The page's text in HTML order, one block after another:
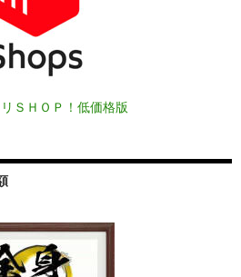
リＳＨＯＰ！低価格版